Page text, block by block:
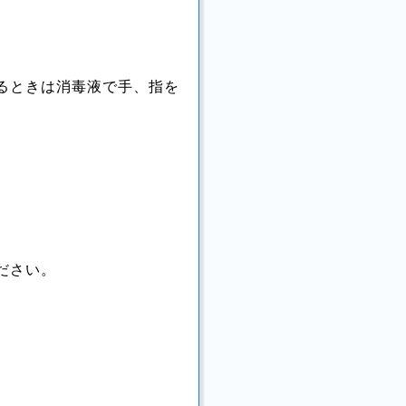
ときは消毒液で手、指を
い。